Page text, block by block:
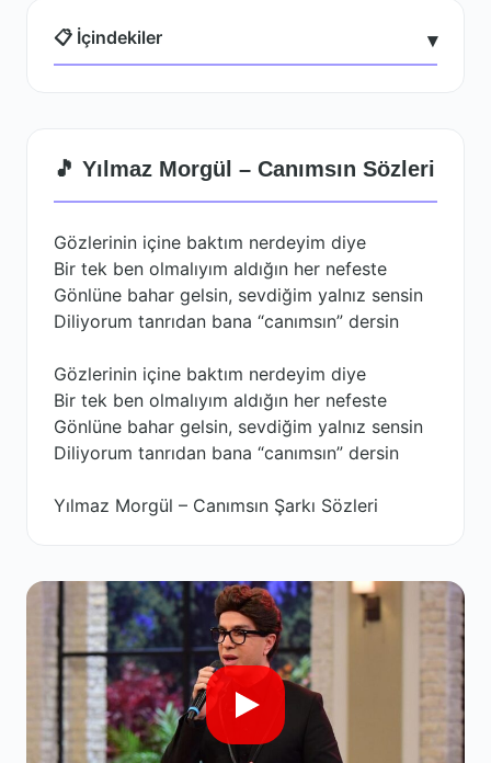
📋 İçindekiler ▾
🎵 Yılmaz Morgül – Canımsın Sözleri
Gözlerinin içine baktım nerdeyim diye
Bir tek ben olmalıyım aldığın her nefeste
Gönlüne bahar gelsin, sevdiğim yalnız sensin
Diliyorum tanrıdan bana “canımsın” dersin
Gözlerinin içine baktım nerdeyim diye
Bir tek ben olmalıyım aldığın her nefeste
Gönlüne bahar gelsin, sevdiğim yalnız sensin
Diliyorum tanrıdan bana “canımsın” dersin
Yılmaz Morgül – Canımsın Şarkı Sözleri